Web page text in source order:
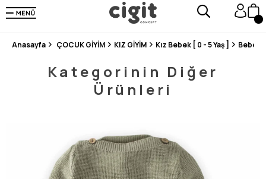
250.000'DEN FAZLA DEĞERLENDİRMEDE 5 ÜZERİNDEN 4.8 PUAN ALDI ⭐⭐⭐⭐⭐
3 MİLYONDAN FAZLA MUTLU MÜŞTERİ ❤️ 10 MİLYON ÜRÜN
Anasayfa ÇOCUK GİYİM KIZ GİYİM Kız Bebek [ 0 - 5 Yaş ] Bebek
Kategorinin Diğer
Ürünleri